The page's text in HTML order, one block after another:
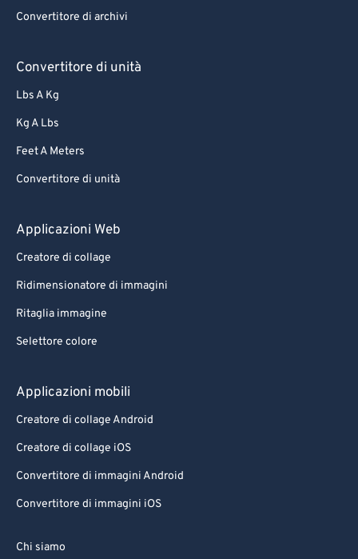
Convertitore di archivi
Convertitore di unità
Lbs A Kg
Kg A Lbs
Feet A Meters
Convertitore di unità
Applicazioni Web
Creatore di collage
Ridimensionatore di immagini
Ritaglia immagine
Selettore colore
Applicazioni mobili
Creatore di collage Android
Creatore di collage iOS
Convertitore di immagini Android
Convertitore di immagini iOS
Chi siamo